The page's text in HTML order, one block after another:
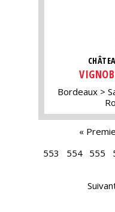
Bordeaux
«
553
554 555